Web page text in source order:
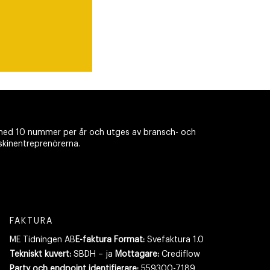
10 nummer per år och utges av bransch- och
FAKTURA
ME Tidningen AB E-faktura Format:Svefaktura 1.0
Tekniskt kuvert:SBDH – ja Mottagare:Crediflow